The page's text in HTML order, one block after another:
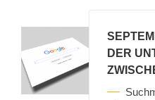
DER